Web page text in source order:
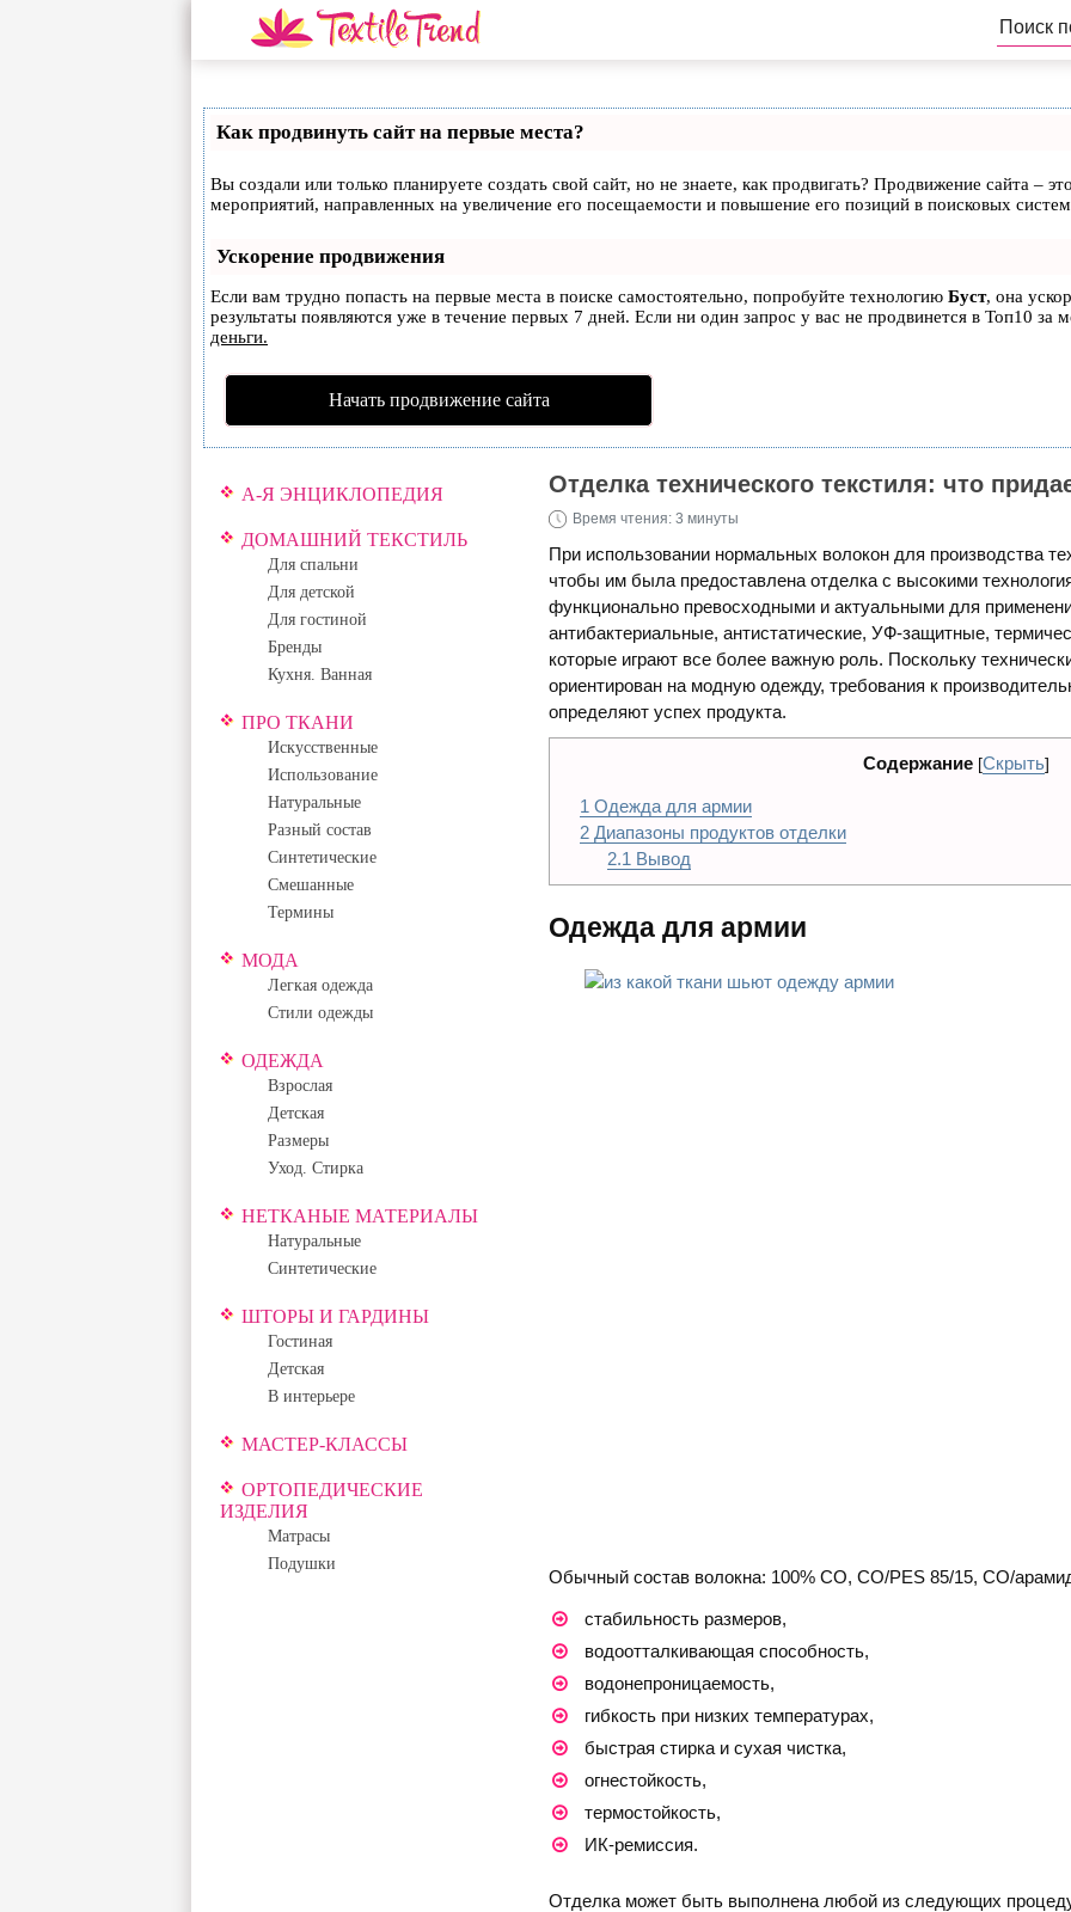
Как продвинуть сайт на первые места?
Вы создали или только планируете создать свой сайт, но не знаете, как продвигать? Продвижение сайта –
мероприятий, направленных на увеличение его посещаемости и повышение его позиций в поисковых
Ускорение продвижения
Если вам трудно попасть на первые места в поиске самостоятельно, попробуйте технологию Буст, она
результаты появляются уже в течение первых 7 дней. Если ни один запрос у вас не продвинется в Топ10 за
деньги.
Начать продвижение сайта
Отделка технического текстиля: что
Время чтения: 3 минуты
При использовании нормальных волокон для производства
чтобы им была предоставлена ​​отделка с высокими
функционально превосходными и актуальными для
антибактериальные, антистатические, УФ-защитные,
которые играют все более важную роль. Поскольку
ориентирован на модную одежду, требования к
определяют успех продукта.
Содержание [Скрыть]
1 Одежда для армии
2 Диапазоны продуктов отделки
2.1 Вывод
Одежда для армии
Обычный состав волокна: 100% CO, CO/PES 85/15, CO/
стабильность размеров,
водоотталкивающая способность,
водонепроницаемость,
гибкость при низких температурах,
быстрая стирка и сухая чистка,
огнестойкость,
термостойкость,
ИК-ремиссия.
Отделка может быть выполнена любой из следующих
А-Я ЭНЦИКЛОПЕДИЯ
ДОМАШНИЙ ТЕКСТИЛЬ
Для спальни
Для детской
Для гостиной
Бренды
Кухня. Ванная
ПРО ТКАНИ
Искусственные
Использование
Натуральные
Разный состав
Синтетические
Смешанные
Термины
МОДА
Легкая одежда
Стили одежды
ОДЕЖДА
Взрослая
Детская
Размеры
Уход. Стирка
НЕТКАНЫЕ МАТЕРИАЛЫ
Натуральные
Синтетические
ШТОРЫ И ГАРДИНЫ
Гостиная
Детская
В интерьере
МАСТЕР-КЛАССЫ
ОРТОПЕДИЧЕСКИЕ
ИЗДЕЛИЯ
Матрасы
Подушки